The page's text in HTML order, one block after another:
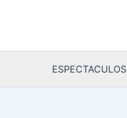
ESPECTACULOS